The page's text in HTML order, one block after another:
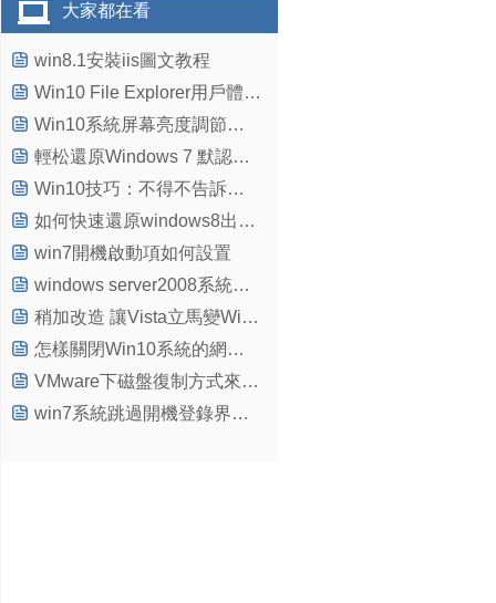
大家都在看
win8.1安裝iis圖文教程
Win10 File Explorer用戶體驗將更優秀
Win10系統屏幕亮度調節不了的解決方法
輕松還原Windows 7 默認字體
Win10技巧：不得不告訴你的關於Win10的10個小技巧
如何快速還原windows8出廠設置
win7開機啟動項如何設置
windows server2008系統彈出今天必須修改密碼該怎麼處理？
稍加改造 讓Vista立馬變Windows 7
怎樣關閉Win10系統的網絡位置
VMware下磁盤復制方式來配置PXE服務器
win7系統跳過開機登錄界面直接進入系統的技巧